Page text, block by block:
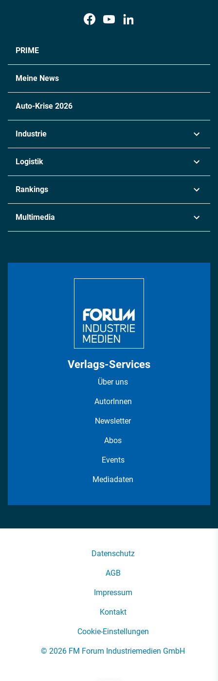
PRIME
Meine News
Auto-Krise 2026
Industrie
Chemie
Metall
Energie
Logistik
Rankings
Multimedia
Verlags-Services
Über uns
AutorInnen
Newsletter
Abos
Events
Mediadaten
Datenschutz
AGB
Impressum
Kontakt
Cookie-Einstellungen
© 2026 FM Forum Industriemedien GmbH